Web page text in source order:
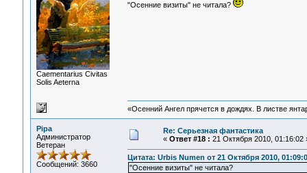
Сaementarius Civitas
Solis Aeterna
"Осенние визиты" не читала?
«Осенний Ангел прячется в дождях. В листве
Pipa
Администратор
Ветеран
Сообщений: 3660
Re: Серьезная фантастика
« Ответ #18 : 21 Октября 2010, 01:16:02
Цитата: Urbis Numen от 21 Октября 2010,
"Осенние визиты" не читала?